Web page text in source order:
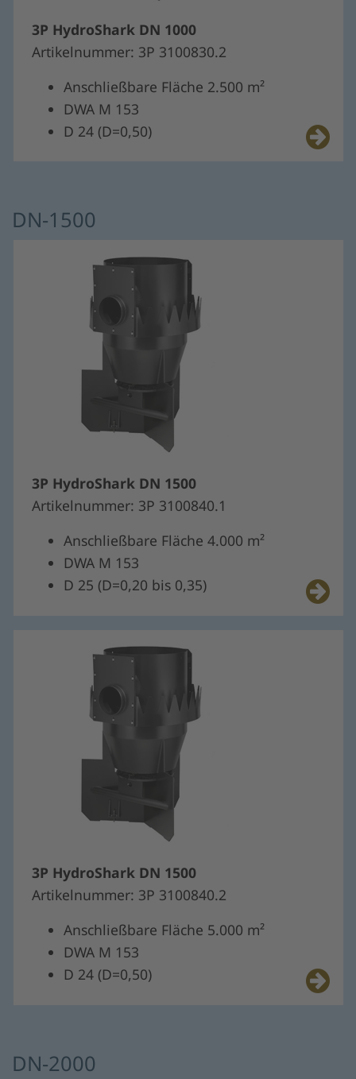
3P HydroShark DN 1000
Artikelnummer: 3P 3100830.2
Anschließbare Fläche 2.500 m²
DWA M 153
D 24 (D=0,50)
DN-1500
3P HydroShark DN 1500
Artikelnummer: 3P 3100840.1
Anschließbare Fläche 4.000 m²
DWA M 153
D 25 (D=0,20 bis 0,35)
3P HydroShark DN 1500
Artikelnummer: 3P 3100840.2
Anschließbare Fläche 5.000 m²
DWA M 153
D 24 (D=0,50)
DN-2000